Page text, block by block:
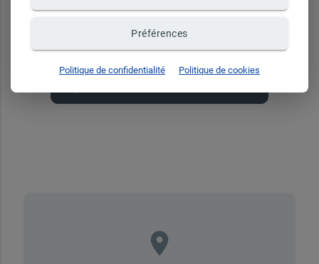
Recevez toute notre
actualité par email
Événements, nouveautés, promotions,
place
Préférences
Politique de confidentialité Politique de cookies